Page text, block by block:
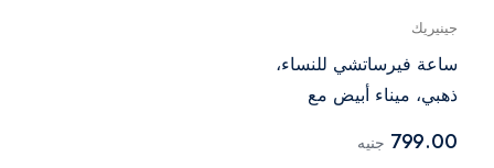
جينيريك
ساعة فيرساتشي للنساء،
ذهبي، ميناء أبيض مع
كوبي
799.00 جنيه